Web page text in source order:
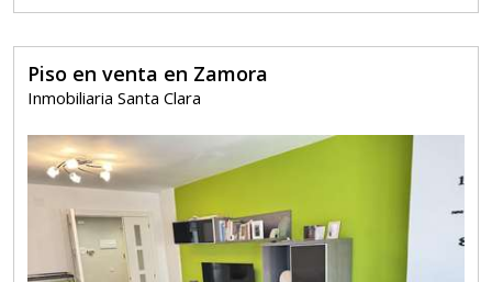
Piso en venta en Zamora
Inmobiliaria Santa Clara